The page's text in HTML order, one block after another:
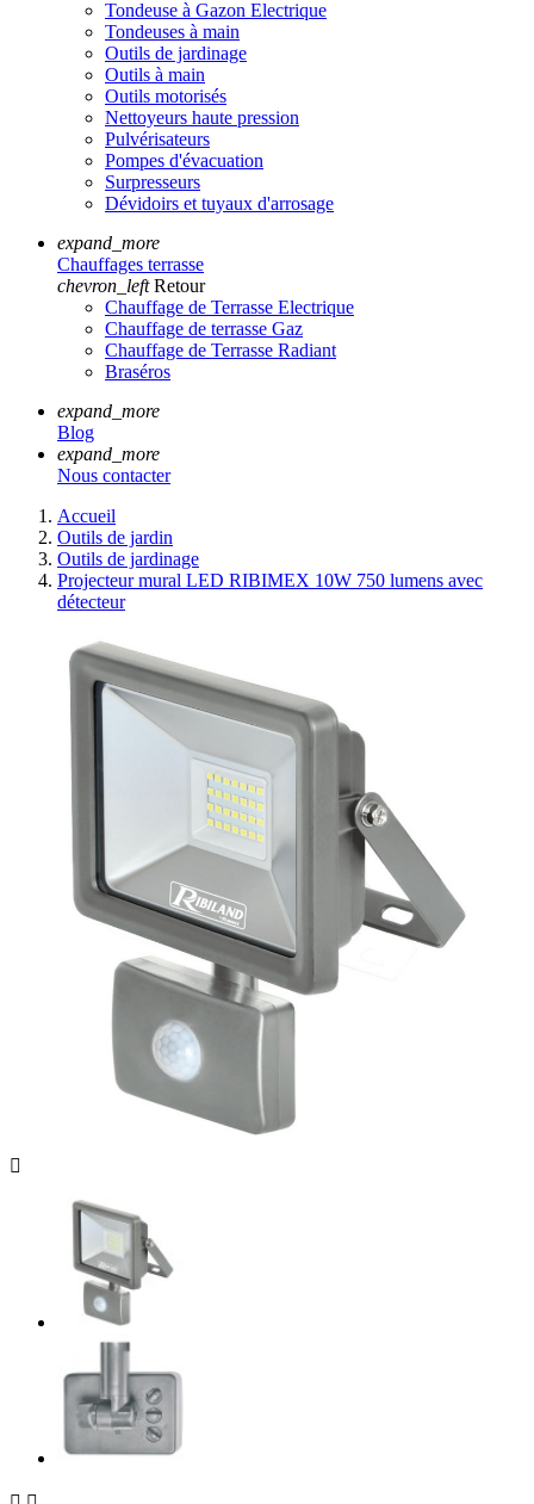
Tondeuse à Gazon Electrique
Tondeuses à main
Outils de jardinage
Outils à main
Outils motorisés
Nettoyeurs haute pression
Pulvérisateurs
Pompes d'évacuation
Surpresseurs
Dévidoirs et tuyaux d'arrosage
expand_more
Chauffages terrasse
chevron_left Retour
Chauffage de Terrasse Electrique
Chauffage de terrasse Gaz
Chauffage de Terrasse Radiant
Braséros
expand_more
Blog
expand_more
Nous contacter
Accueil
Outils de jardin
Outils de jardinage
Projecteur mural LED RIBIMEX 10W 750 lumens avec
détecteur
